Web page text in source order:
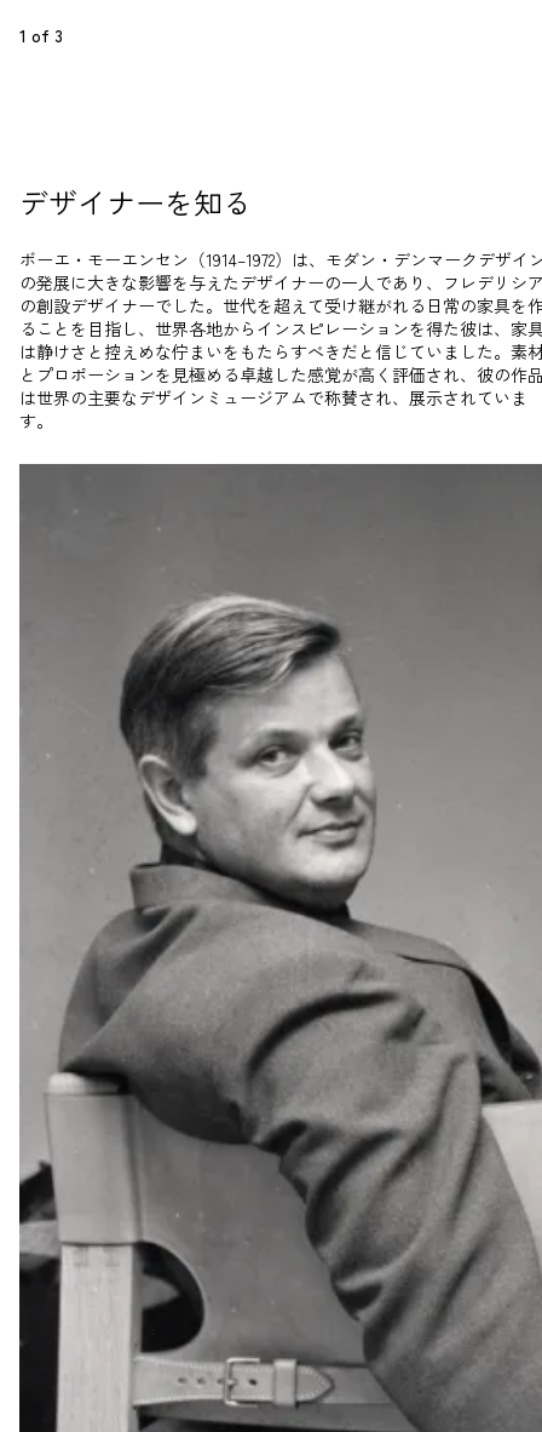
1 of 3
デザイナーを知る
ボーエ・モーエンセン（1914–1972）は、モダン・デンマークデザイ
の発展に大きな影響を与えたデザイナーの一人であり、フレデリシ
の創設デザイナーでした。世代を超えて受け継がれる日常の家具を
ることを目指し、世界各地からインスピレーションを得た彼は、家
は静けさと控えめな佇まいをもたらすべきだと信じていました。素
とプロポーションを見極める卓越した感覚が高く評価され、彼の作
は世界の主要なデザインミュージアムで称賛され、展示されていま
す。